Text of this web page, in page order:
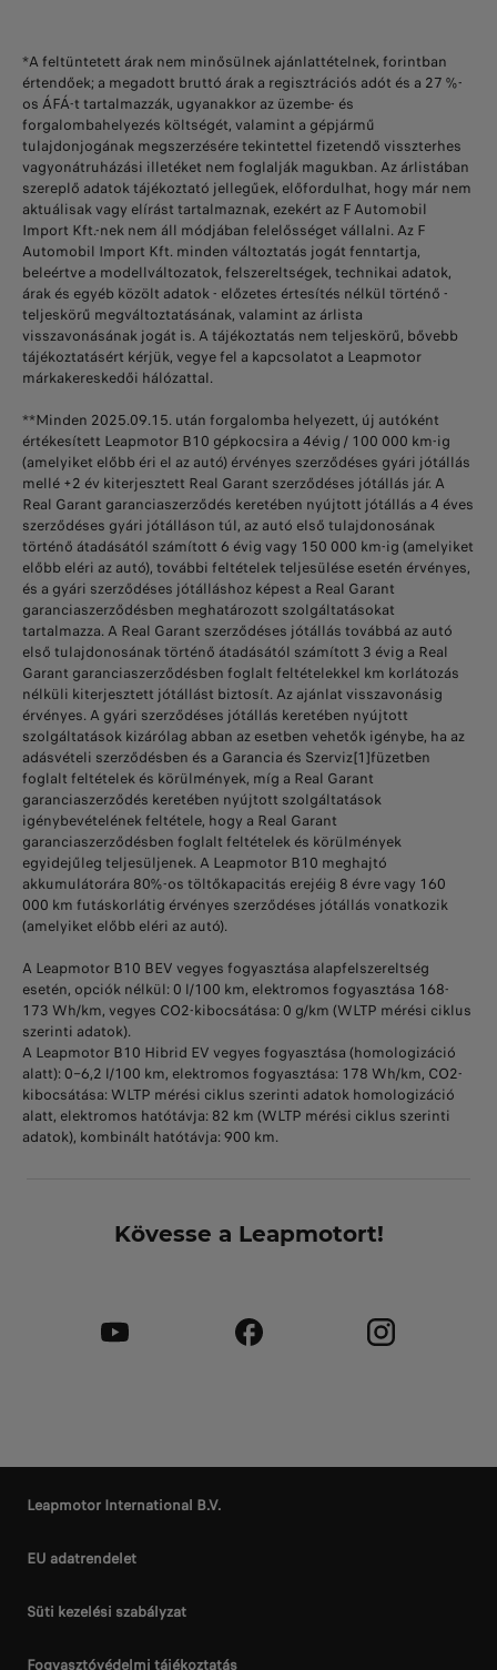
*A feltüntetett árak nem minősülnek ajánlattételnek, forintban
értendőek; a megadott bruttó árak a regisztrációs adót és a 27 %-
os ÁFÁ-t tartalmazzák, ugyanakkor az üzembe- és
forgalombahelyezés költségét, valamint a gépjármű
tulajdonjogának megszerzésére tekintettel fizetendő visszterhes
vagyonátruházási illetéket nem foglalják magukban. Az árlistában
szereplő adatok tájékoztató jellegűek, előfordulhat, hogy már nem
aktuálisak vagy elírást tartalmaznak, ezekért az F Automobil
Import Kft.-nek nem áll módjában felelősséget vállalni. Az F
Automobil Import Kft. minden változtatás jogát fenntartja,
beleértve a modellváltozatok, felszereltségek, technikai adatok,
árak és egyéb közölt adatok - előzetes értesítés nélkül történő -
teljeskörű megváltoztatásának, valamint az árlista
visszavonásának jogát is. A tájékoztatás nem teljeskörű, bővebb
tájékoztatásért kérjük, vegye fel a kapcsolatot a Leapmotor
márkakereskedői hálózattal.
**Minden 2025.09.15. után forgalomba helyezett, új autóként
értékesített Leapmotor B10 gépkocsira a 4évig / 100 000 km-ig
(amelyiket előbb éri el az autó) érvényes szerződéses gyári jótállás
mellé +2 év kiterjesztett Real Garant szerződéses jótállás jár. A
Real Garant garanciaszerződés keretében nyújtott jótállás a 4 éves
szerződéses gyári jótálláson túl, az autó első tulajdonosának
történő átadásától számított 6 évig vagy 150 000 km-ig (amelyiket
előbb eléri az autó), további feltételek teljesülése esetén érvényes,
és a gyári szerződéses jótálláshoz képest a Real Garant
garanciaszerződésben meghatározott szolgáltatásokat
tartalmazza. A Real Garant szerződéses jótállás továbbá az autó
első tulajdonosának történő átadásától számított 3 évig a Real
Garant garanciaszerződésben foglalt feltételekkel km korlátozás
nélküli kiterjesztett jótállást biztosít. Az ajánlat visszavonásig
érvényes. A gyári szerződéses jótállás keretében nyújtott
szolgáltatások kizárólag abban az esetben vehetők igénybe, ha az
adásvételi szerződésben és a Garancia és Szerviz[1]füzetben
foglalt feltételek és körülmények, míg a Real Garant
garanciaszerződés keretében nyújtott szolgáltatások
igénybevételének feltétele, hogy a Real Garant
garanciaszerződésben foglalt feltételek és körülmények
egyidejűleg teljesüljenek. A Leapmotor B10 meghajtó
akkumulátorára 80%-os töltőkapacitás erejéig 8 évre vagy 160
000 km futáskorlátig érvényes szerződéses jótállás vonatkozik
(amelyiket előbb eléri az autó).
A Leapmotor B10 BEV vegyes fogyasztása alapfelszereltség
esetén, opciók nélkül: 0 l/100 km, elektromos fogyasztása 168-
173 Wh/km, vegyes CO2-kibocsátása: 0 g/km (WLTP mérési ciklus
szerinti adatok).
A Leapmotor B10 Hibrid EV vegyes fogyasztása (homologizáció
alatt): 0–6,2 l/100 km, elektromos fogyasztása: 178 Wh/km, CO2-
kibocsátása: WLTP mérési ciklus szerinti adatok homologizáció
alatt, elektromos hatótávja: 82 km (WLTP mérési ciklus szerinti
adatok), kombinált hatótávja: 900 km.
Kövesse a Leapmotort!
Leapmotor International B.V.
EU adatrendelet
Süti kezelési szabályzat
Fogyasztóvédelmi tájékoztatás